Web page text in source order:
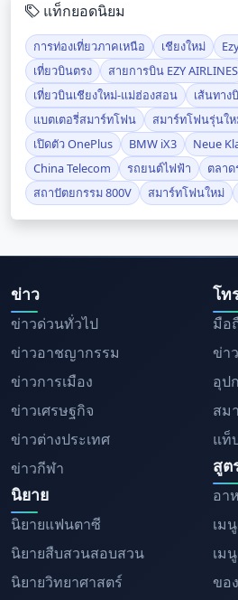
แท็กยอดนิยม
การท่องเที่ยวภาคเหนือ เชียงใหม่
เที่ยวบินตรง
สายการบิน EZY AIRLINES
เที่ยวบินเชียงใหม่-แม่ฮ่องสอน
เส้นทาง
แบตเตอรี่สมาร์ทโฟน
สมาร์ทโฟนรุ่นใ
เปิดตัว OnePlus
BMW iX3 Neue
China Telecom
รถยนต์ไฟฟ้า
ตลา
สถาปัตยกรรม 800V
สมาร์ทโฟนใหม่
ข่าว
ข่าวด่วนทั่วไป
ข่าวอาชญากรรม
ข่าวการเมือง
ข่าวเศรษฐกิจ
ข่าวต่างประเทศ
ข่าวกีฬา
นิยาย
นิยายแฟนตาซี
นิยายสืบสวนสอบสวน
นิยายวิทยาศาสตร์
โท
มือ
ข่า
อุป
สม
แท็
สูต
อา
เม
เม
ขอ